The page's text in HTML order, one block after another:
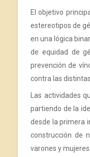
El objetivo
estereotipos de
en una lógica
de equidad de
prevención de
contra las
Las actividades
partiendo de la
desde la primera
construcción de
varones y